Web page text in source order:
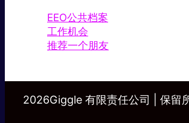
EEO公共档案
工作机会
推荐一个朋友
2026Giggle 有限责任公司 | 保留